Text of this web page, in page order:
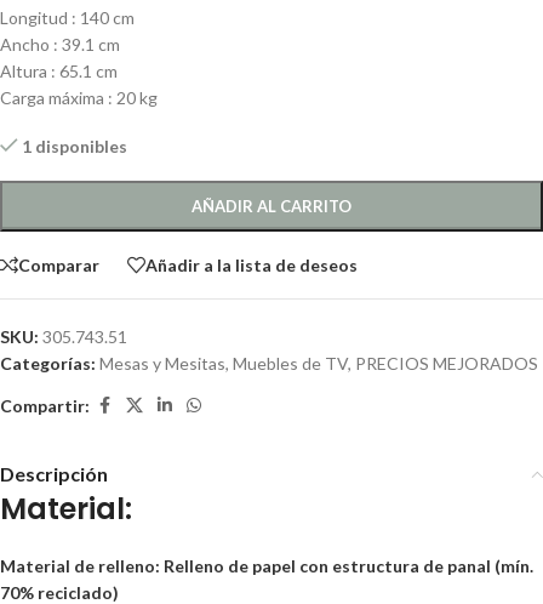
Longitud : 140 cm
Ancho : 39.1 cm
Altura : 65.1 cm
Carga máxima : 20 kg
1 disponibles
AÑADIR AL CARRITO
Comparar Añadir a la lista de deseos
SKU: 305.743.51
Categorías: Mesas y Mesitas, Muebles de TV, PRECIOS MEJORADOS
Compartir:
Descripción
Material:
Material de relleno: Relleno de papel con estructura de panal (mín.
70% reciclado)